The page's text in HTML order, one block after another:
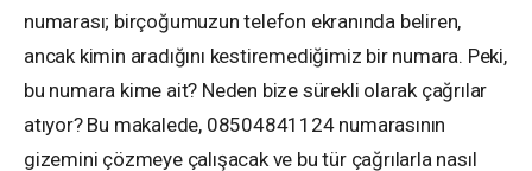
numarası; birçoğumuzun telefon ekranında beliren,
ancak kimin aradığını kestiremediğimiz bir numara. Peki,
bu numara kime ait? Neden bize sürekli olarak çağrılar
atıyor? Bu makalede, 08504841124 numarasının
gizemini çözmeye çalışacak ve bu tür çağrılarla nasıl